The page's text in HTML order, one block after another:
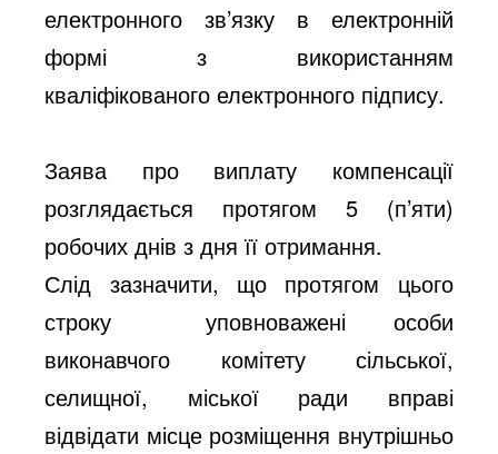
електронного зв’язку в електронній
формі з використанням
кваліфікованого електронного підпису.
Заява про виплату компенсації
розглядається протягом 5 (п’яти)
робочих днів з дня її отримання.
Слід зазначити, що протягом цього
строку уповноважені особи
виконавчого комітету сільської,
селищної, міської ради вправі
відвідати місце розміщення внутрішньо